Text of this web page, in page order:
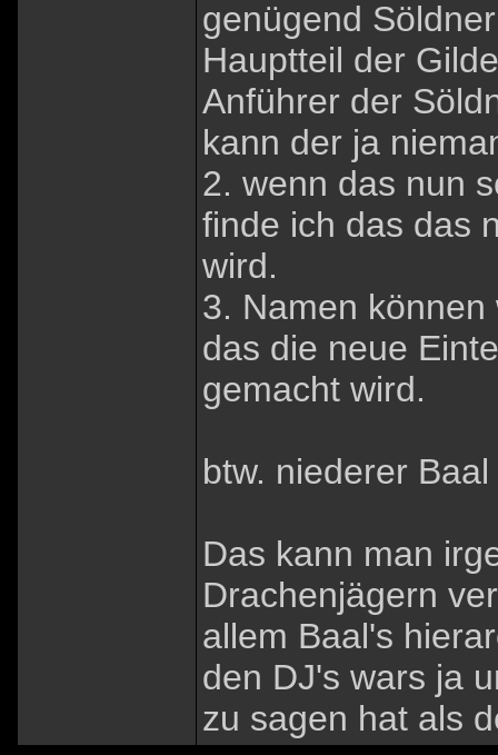
genügend
Hauptteil der
Anführer der
kann der ja
2. wenn das nun
finde ich das das
wird.
3. Namen
das die neue
gemacht wird.
btw. niederer
Das kann man
Drachenjägern
allem Baal's
den DJ's wars ja
zu sagen hat als